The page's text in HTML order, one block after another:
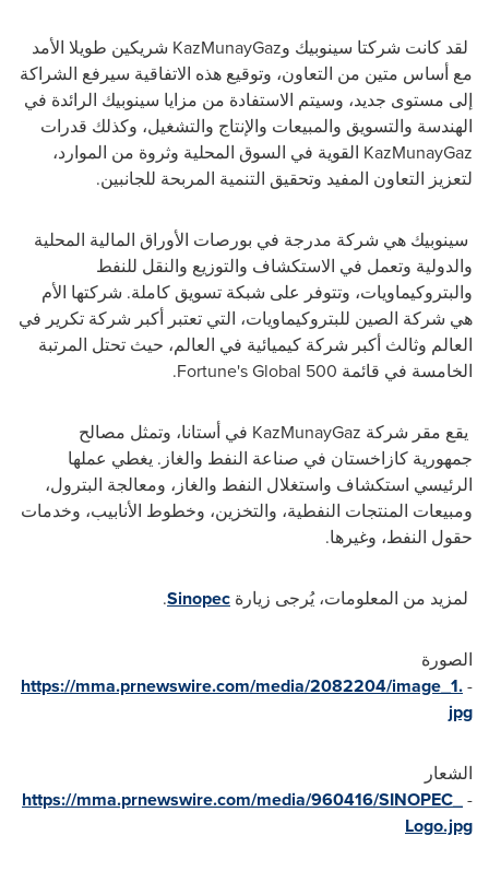
لقد كانت شركتا سينوبيك وKazMunayGaz شريكين طويلا الأمد
مع أساس متين من التعاون، وتوقيع هذه الاتفاقية سيرفع الشراكة
إلى مستوى جديد، وسيتم الاستفادة من مزايا سينوبيك الرائدة في
الهندسة والتسويق والمبيعات والإنتاج والتشغيل، وكذلك قدرات
KazMunayGaz القوية في السوق المحلية وثروة من الموارد،
لتعزيز التعاون المفيد وتحقيق التنمية المربحة للجانبين.
سينوبيك هي شركة مدرجة في بورصات الأوراق المالية المحلية
والدولية وتعمل في الاستكشاف والتوزيع والنقل للنفط
والبتروكيماويات، وتتوفر على شبكة تسويق كاملة. شركتها الأم
هي شركة الصين للبتروكيماويات، التي تعتبر أكبر شركة تكرير في
العالم وثالث أكبر شركة كيميائية في العالم، حيث تحتل المرتبة
الخامسة في قائمة Fortune's Global 500
.
يقع مقر شركة KazMunayGaz في أستانا، وتمثل مصالح
جمهورية كازاخستان في صناعة النفط والغاز. يغطي عملها
الرئيسي استكشاف واستغلال النفط والغاز، ومعالجة البترول،
ومبيعات المنتجات النفطية، والتخزين، وخطوط الأنابيب، وخدمات
حقول النفط، وغيرها.
لمزيد من المعلومات، يُرجى زيارة Sinopec
.
الصورة
-
https://mma.prnewswire.com/media/2082204/image_1.
jpg
الشعار
-
https://mma.prnewswire.com/media/960416/SINOPEC_
Logo.jpg